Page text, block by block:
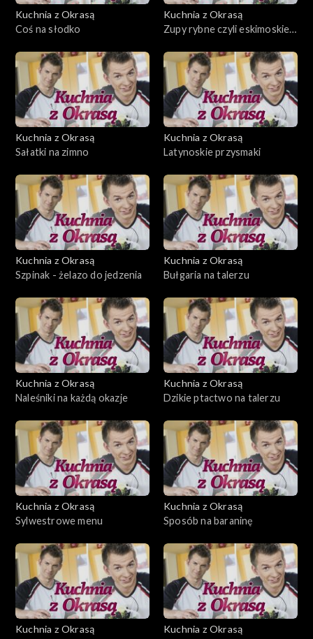
Kuchnia z Okrasą
Coś na słodko
Kuchnia z Okrasą
Zupy rybne czyli eskimoskie
Kuchnia z Okrasą
Sałatki na zimno
Kuchnia z Okrasą
Latynoskie przysmaki
Kuchnia z Okrasą
Szpinak - żelazo do jedzenia
Kuchnia z Okrasą
Bułgaria na talerzu
Kuchnia z Okrasą
Naleśniki na każdą okazje
Kuchnia z Okrasą
Dzikie ptactwo na talerzu
Kuchnia z Okrasą
Sylwestrowe menu
Kuchnia z Okrasą
Sposób na baraninę
Kuchnia z Okrasą
Kuchnia z Okrasą